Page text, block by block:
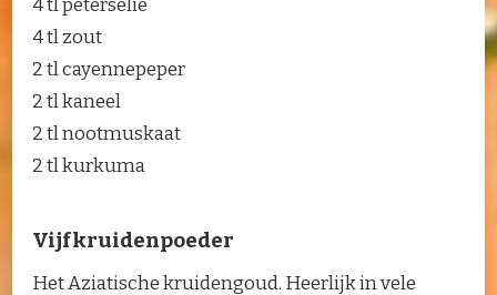
4 tl peterselie
4 tl zout
2 tl cayennepeper
2 tl kaneel
2 tl nootmuskaat
2 tl kurkuma
Vijfkruidenpoeder
Het Aziatische kruidengoud. Heerlijk in vele